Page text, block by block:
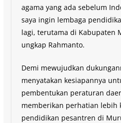
agama yang ada sebelum
saya ingin lembaga
lagi, terutama di Kabupaten
ungkap Rahmanto.
Demi mewujudkan
menyatakan kesiapannya
pembentukan peraturan
memberikan perhatian lebih
pendidikan pesantren di